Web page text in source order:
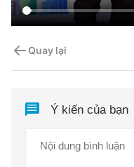
Quay lại
Ý kiến của bạn